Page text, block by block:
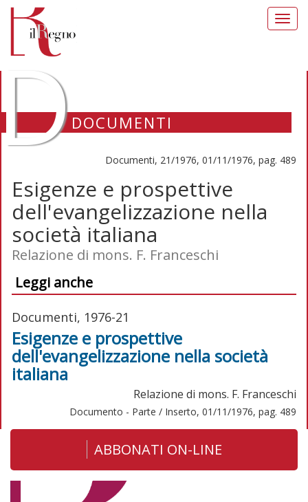
DOCUMENTI
Documenti, 21/1976, 01/11/1976, pag. 489
Esigenze e prospettive
dell'evangelizzazione nella
società italiana
Relazione di mons. F. Franceschi
Leggi anche
Documenti, 1976-21
Esigenze e prospettive
dell'evangelizzazione nella società
italiana
Relazione di mons. F. Franceschi
Documento - Parte / Inserto, 01/11/1976, pag. 489
ABBONATI ON-LINE